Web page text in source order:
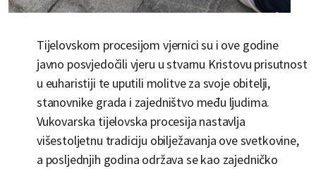
Tijelovskom procesijom vjernici su i ove godine
javno posvjedočili vjeru u stvarnu Kristovu prisutnost
u euharistiji te uputili molitve za svoje obitelji,
stanovnike grada i zajedništvo među ljudima.
Vukovarska tijelovska procesija nastavlja
višestoljetnu tradiciju obilježavanja ove svetkovine,
a posljednjih godina održava se kao zajedničko